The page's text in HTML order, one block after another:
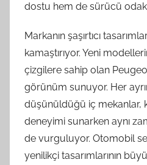
dostu hem de sürücü
Markanın şaşırtıcı
kamaştırıyor. Yeni
çizgilere sahip olan
görünüm sunuyor. Her
düşünüldüğü iç mekanlar,
deneyimi sunarken aynı
de vurguluyor. Otomobil
yenilikçi tasarımlarının